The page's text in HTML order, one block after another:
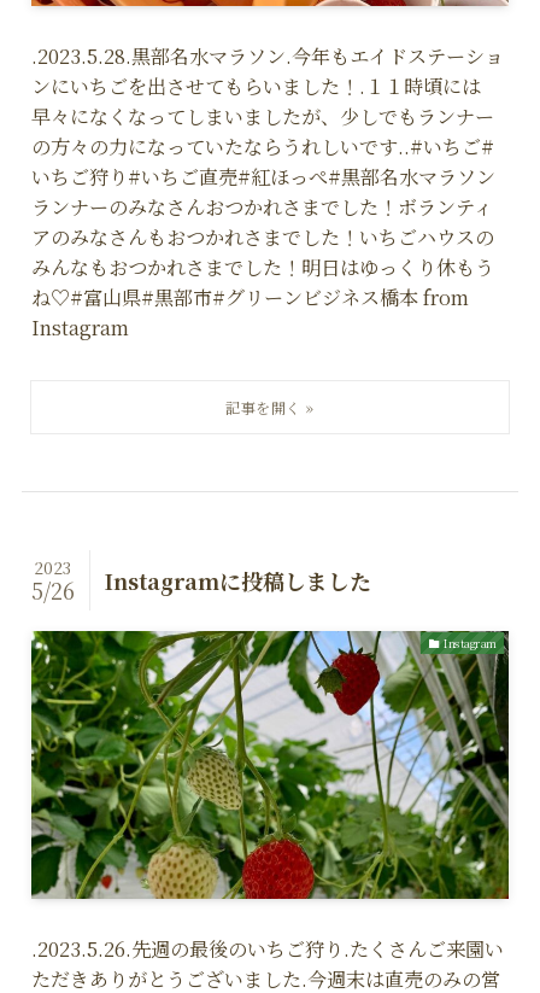
.2023.5.28.黒部名水マラソン.今年もエイドステーショ
ンにいちごを出させてもらいました！.１１時頃には
早々になくなってしまいましたが、少しでもランナー
の方々の力になっていたならうれしいです..#いちご#
いちご狩り#いちご直売#紅ほっぺ#黒部名水マラソン
ランナーのみなさんおつかれさまでした！ボランティ
アのみなさんもおつかれさまでした！いちごハウスの
みんなもおつかれさまでした！明日はゆっくり休もう
ね♡#富山県#黒部市#グリーンビジネス橋本 from
Instagram
Instagramに投稿しました
2023
5/26
Instagram
.2023.5.26.先週の最後のいちご狩り.たくさんご来園い
ただきありがとうございました.今週末は直売のみの営